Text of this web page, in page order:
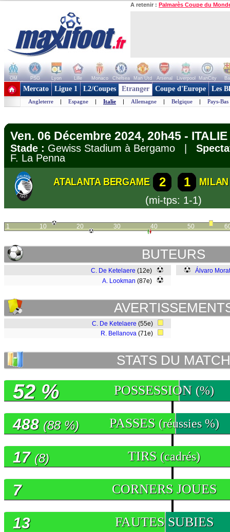
A retenir : Palmarès Coupe du
OM PSG Lyon Lille Monaco Chelsea Man Utd Arsenal Liverpool ManCity
+ de clubs
Mercato Ligue 1 L2/Coupes Etranger Coupe d'Europe Les
Angleterre | Espagne | Italie | Allemagne | Belgique | Pays-Bas
Ven. 06 Décembre 2024, 20h45 -
Stade : Gewiss Stadium à Bergamo |
F. La Penna
ATALANTA BERGAME 2 1
(mi-tps: 1-1)
1 10 20 30 40 50
BUTEURS
C. De Ketelaere (12e)
A. Lookman (87e)
Álvaro
C. De Ketelaere (55e)
R. Bellanova (71e)
STATS DU MATCH
POSSESSION (%)
52 %
PASSES (réussies %)
488 (88 %)
TIRS (cadrés)
17 (8)
CORNERS JOUES
7
FAUTES SUBIES
13